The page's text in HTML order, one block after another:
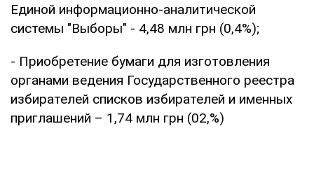
Единой информационно-аналитической
системы "Выборы" - 4,48 млн грн (0,4%);
- Приобретение бумаги для изготовления
органами ведения Государственного реестра
избирателей списков избирателей и именных
приглашений – 1,74 млн грн (02,%)